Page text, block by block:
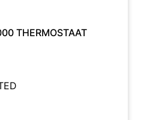
THERMOSTAAT